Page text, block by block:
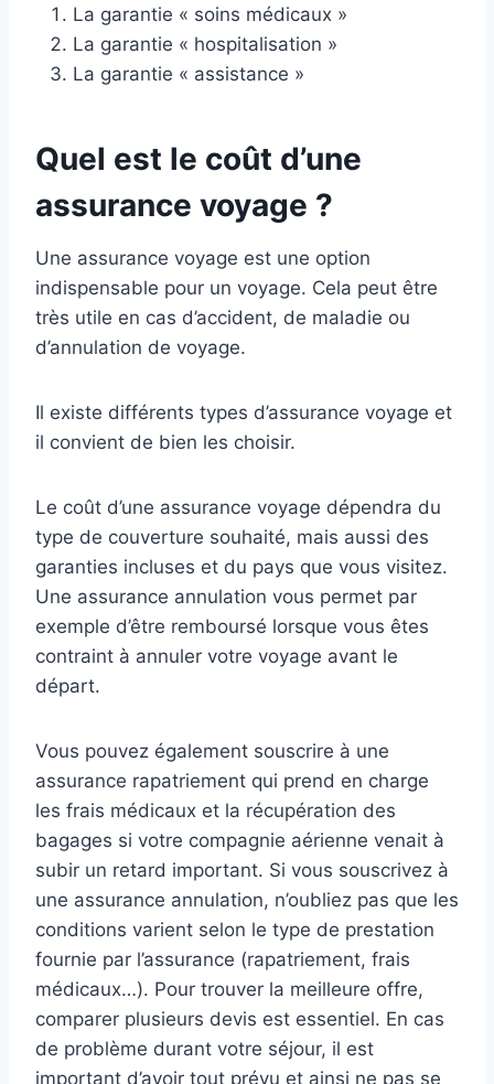
La garantie « soins médicaux »
La garantie « hospitalisation »
La garantie « assistance »
Quel est le coût d’une
assurance voyage ?
Une assurance voyage est une option
indispensable pour un voyage. Cela peut être
très utile en cas d’accident, de maladie ou
d’annulation de voyage.
Il existe différents types d’assurance voyage et
il convient de bien les choisir.
Le coût d’une assurance voyage dépendra du
type de couverture souhaité, mais aussi des
garanties incluses et du pays que vous visitez.
Une assurance annulation vous permet par
exemple d’être remboursé lorsque vous êtes
contraint à annuler votre voyage avant le
départ.
Vous pouvez également souscrire à une
assurance rapatriement qui prend en charge
les frais médicaux et la récupération des
bagages si votre compagnie aérienne venait à
subir un retard important. Si vous souscrivez à
une assurance annulation, n’oubliez pas que les
conditions varient selon le type de prestation
fournie par l’assurance (rapatriement, frais
médicaux…). Pour trouver la meilleure offre,
comparer plusieurs devis est essentiel. En cas
de problème durant votre séjour, il est
important d’avoir tout prévu et ainsi ne pas se